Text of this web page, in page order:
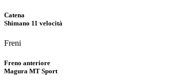
Catena
Shimano 11 velocità
Freni
Freno anteriore
Magura MT Sport